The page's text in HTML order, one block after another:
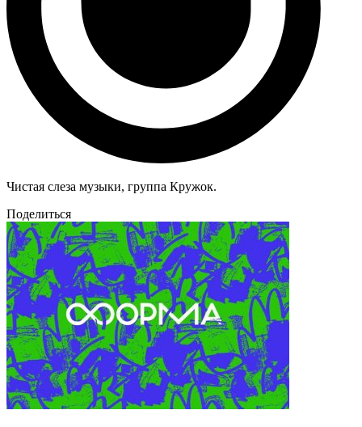
Чистая слеза музыки, группа Кружок.
Поделиться